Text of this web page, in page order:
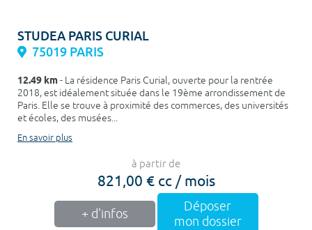
STUDEA PARIS CURIAL
75019 PARIS
12.49 km- La résidence Paris Curial, ouverte pour la rentrée
2018, est idéalement située dans le 19ème arrondissement de
Paris. Elle se trouve à proximité des commerces, des universités
et écoles, des musées...
En savoir plus
à partir de
821,00 € cc / mois
+ d'infos
Déposer
mon dossier